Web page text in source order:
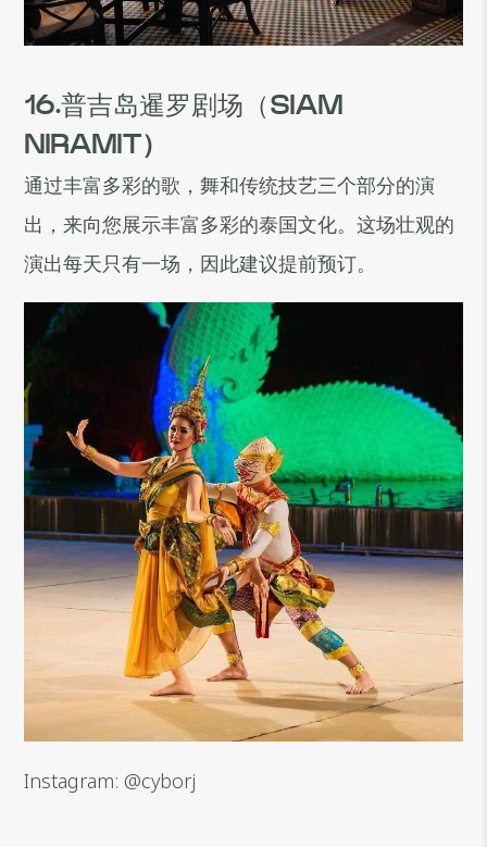
16.普吉岛暹罗剧场（ SIAM
NIRAMIT
）
通过丰富多彩的歌，舞和传统技艺三个部分的演
出，来向您展示丰富多彩的泰国文化。这场壮观的
演出每天只有一场，因此建议提前预订。
Instagram: @cyborj